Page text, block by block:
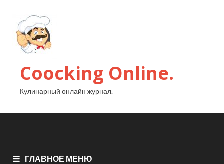
Coocking Online.
Кулинарный онлайн журнал.
ГЛАВНОЕ МЕНЮ